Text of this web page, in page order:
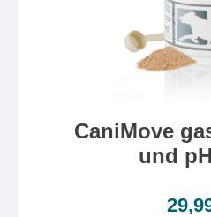
CaniMove
und